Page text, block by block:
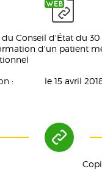
du Conseil d'État du
d'un patient
:
le 15 avril